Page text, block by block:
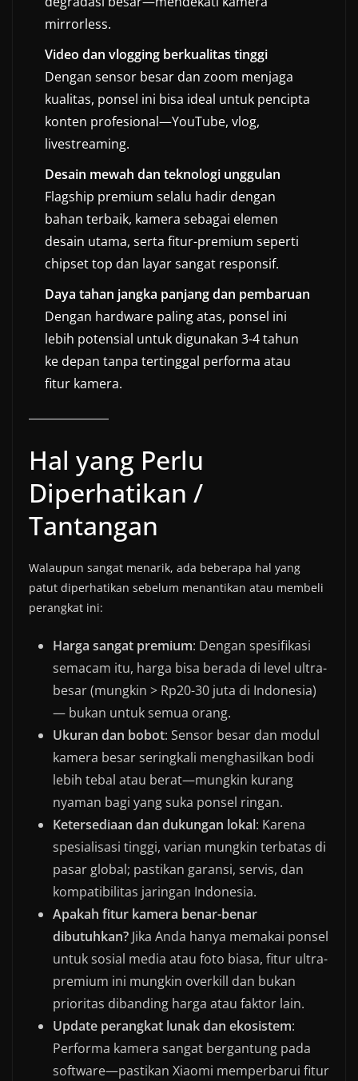
mirrorless.
Video dan vlogging berkualitas tinggi
Dengan sensor besar dan zoom menjaga
kualitas, ponsel ini bisa ideal untuk pencipta
konten profesional—YouTube, vlog,
livestreaming.
Desain mewah dan teknologi unggulan
Flagship premium selalu hadir dengan
bahan terbaik, kamera sebagai elemen
desain utama, serta fitur-premium seperti
chipset top dan layar sangat responsif.
Daya tahan jangka panjang dan pembaruan
Dengan hardware paling atas, ponsel ini
lebih potensial untuk digunakan 3-4 tahun
ke depan tanpa tertinggal performa atau
fitur kamera.
Hal yang Perlu
Diperhatikan /
Tantangan
Walaupun sangat menarik, ada beberapa hal yang
patut diperhatikan sebelum menantikan atau membeli
perangkat ini:
Harga sangat premium: Dengan spesifikasi
semacam itu, harga bisa berada di level ultra-
besar (mungkin > Rp20-30 juta di Indonesia)
— bukan untuk semua orang.
Ukuran dan bobot: Sensor besar dan modul
kamera besar seringkali menghasilkan bodi
lebih tebal atau berat—mungkin kurang
nyaman bagi yang suka ponsel ringan.
Ketersediaan dan dukungan lokal: Karena
spesialisasi tinggi, varian mungkin terbatas di
pasar global; pastikan garansi, servis, dan
kompatibilitas jaringan Indonesia.
Apakah fitur kamera benar-benar
dibutuhkan? Jika Anda hanya memakai ponsel
untuk sosial media atau foto biasa, fitur ultra-
premium ini mungkin overkill dan bukan
prioritas dibanding harga atau faktor lain.
Update perangkat lunak dan ekosistem:
Performa kamera sangat bergantung pada
software—pastikan Xiaomi memperbarui fitur